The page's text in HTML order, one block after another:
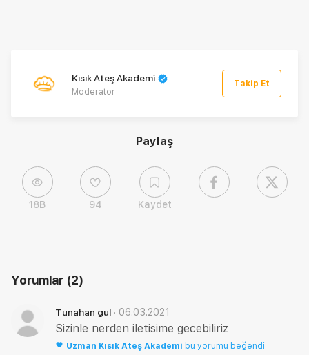
Paylaş
18B 94 Kaydet
Kısık Ateş Akademi
Moderatör
Takip Et
Yorumlar (2)
Tunahan gul · 06.03.2021
Sizinle nerden iletisime gecebiliriz
Uzman Kısık Ateş Akademi bu yorumu beğendi